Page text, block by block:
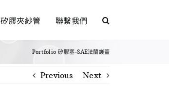
矽膠夾紗管 聯繫我們
Portfolio 矽膠塞-SAE法蘭護蓋
Previous Next